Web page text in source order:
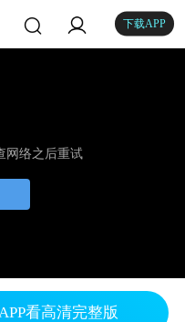
下载APP
网络之后重试
看高清完整版